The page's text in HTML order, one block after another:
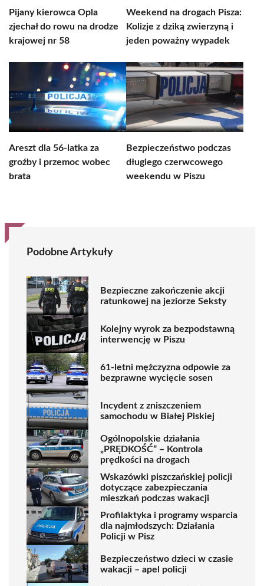
Pijany kierowca Opla
zjechał do rowu na drodze
krajowej nr 58
Weekend na drogach Pisza:
Kolizje z dziką zwierzyną i
jeden poważny wypadek
Areszt dla 56-latka za
groźby i przemoc wobec
brata
Bezpieczeństwo podczas
długiego czerwcowego
weekendu w Piszu
Podobne Artykuły
Bezpieczne zakończenie akcji
ratunkowej na jeziorze Seksty
Kolejny wyrok za bezpodstawną
interwencję w Piszu
61-letni mężczyzna odpowie za
bezprawne wycięcie sosen
Incydent z zniszczeniem
samochodu w Białej Piskiej
Ogólnopolskie działania
„PRĘDKOŚĆ” – Kontrola
prędkości na drogach
Wskazówki piszczańskiej policji
dotyczące zabezpieczania
mieszkań podczas wakacji
Profilaktyka i programy wsparcia
dla najmłodszych: Działania
Policji w Pisz
Bezpieczeństwo dzieci w czasie
wakacji – apel policji